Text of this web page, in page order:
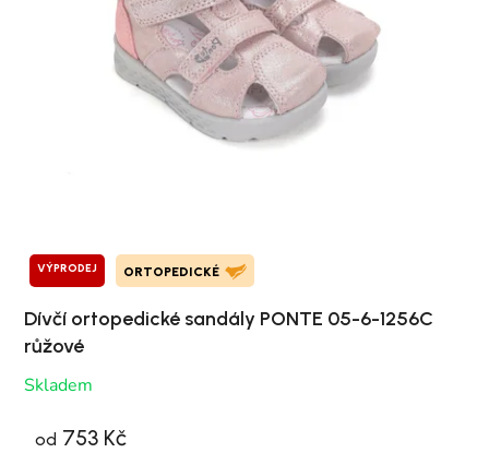
VÝPRODEJ ORTOPEDICKÉ
Dívčí ortopedické sandály PONTE 05-6-1256C
růžové
Skladem
od 753 Kč